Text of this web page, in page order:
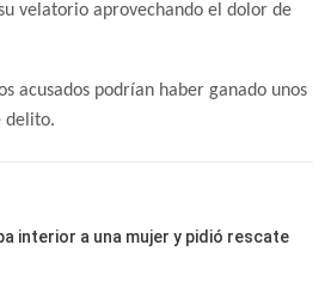
velatorio aprovechando el dolor de
acusados podrían haber ganado unos
delito.
interior a una mujer y pidió rescate